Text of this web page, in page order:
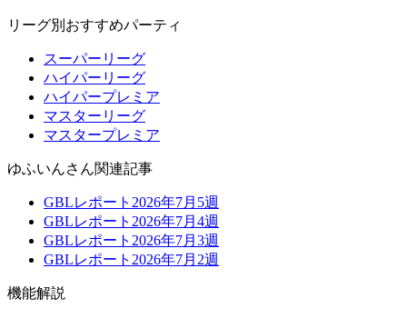
リーグ別おすすめパーティ
スーパーリーグ
ハイパーリーグ
ハイパープレミア
マスターリーグ
マスタープレミア
ゆふいんさん関連記事
GBLレポート2026年7月5週
GBLレポート2026年7月4週
GBLレポート2026年7月3週
GBLレポート2026年7月2週
機能解説